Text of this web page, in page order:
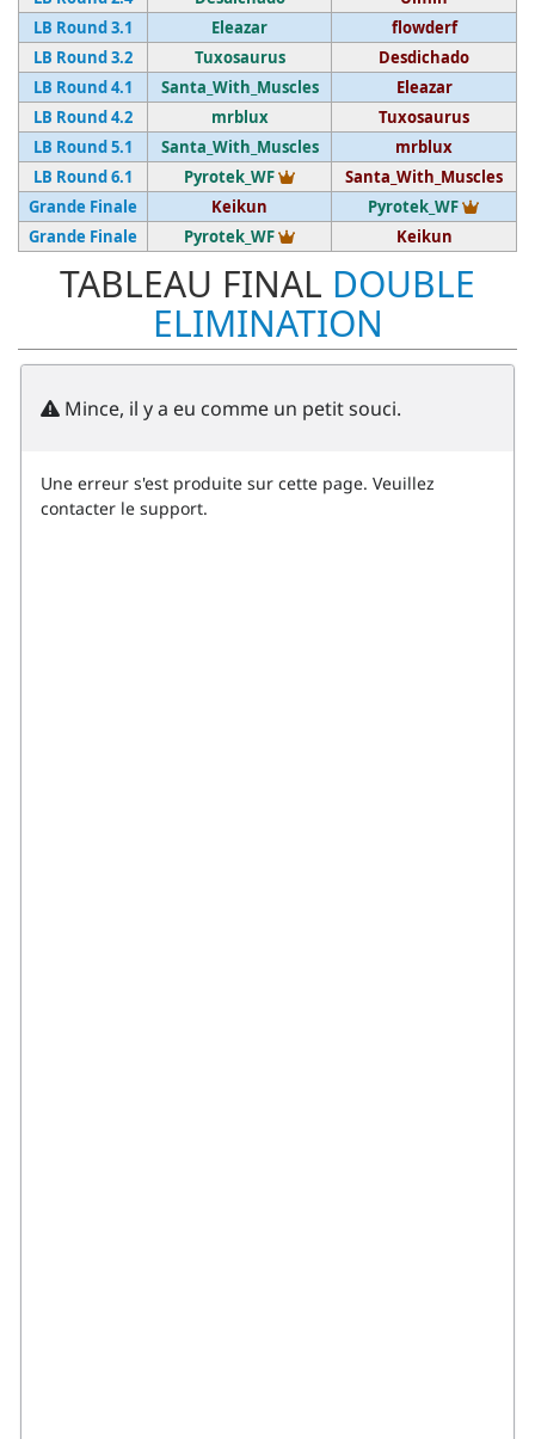
LB Round 3.1
Eleazar
flowderf
LB Round 3.2
Tuxosaurus
Desdichado
LB Round 4.1
Santa_With_Muscles
Eleazar
LB Round 4.2
mrblux
Tuxosaurus
LB Round 5.1
Santa_With_Muscles
mrblux
LB Round 6.1
Pyrotek_WF Vainqueur du tournoi
Santa_With_Muscles
Grande Finale
Keikun Pyrotek_WF
Grande Finale
Pyrotek_WF Vainqueur du tournoi
Keikun
TABLEAU FINAL DOUBLE
ELIMINATION